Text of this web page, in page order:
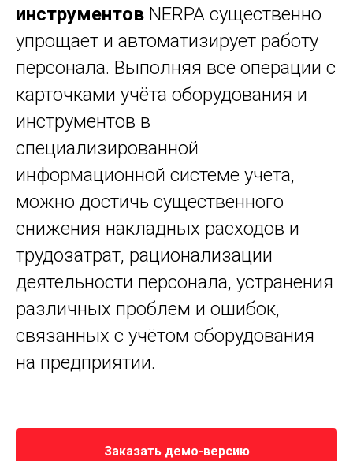
инструментов NERPA существенно
упрощает и автоматизирует работу
персонала. Выполняя все операции с
карточками учёта оборудования и
инструментов в
специализированной
информационной системе учета,
можно достичь существенного
снижения накладных расходов и
трудозатрат, рационализации
деятельности персонала, устранения
различных проблем и ошибок,
связанных с учётом оборудования
на предприятии.
Заказать демо-версию